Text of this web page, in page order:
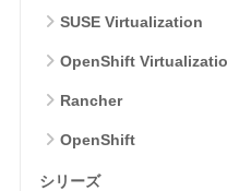
SUSE Virtualization
OpenShift
Rancher
OpenShift
シリーズ